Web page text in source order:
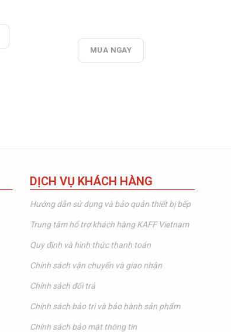
3.900.000 VNĐ.
MUA NGAY
DỊCH VỤ KHÁCH HÀNG
Hướng dẫn sử dụng và bảo quản thiết bị bếp
Trung tâm hổ trợ khách hàng KAFF Vietnam
Quy định và hình thức thanh toán
Chính sách vận chuyển và giao nhận
Chính sách đổi trả
Chính sách bảo trì và bảo hành sản phẩm
Chính sách bảo mật thông tin